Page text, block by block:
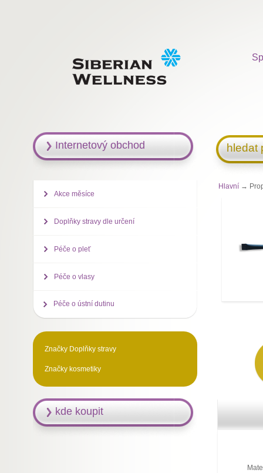
hledat
Hlavní →
Internetový obchod
Akce měsíce
Doplňky stravy dle určení
Péče o pleť
Péče o vlasy
Péče o ústní dutinu
Značky Doplňky stravy
Značky kosmetiky
kde koupit